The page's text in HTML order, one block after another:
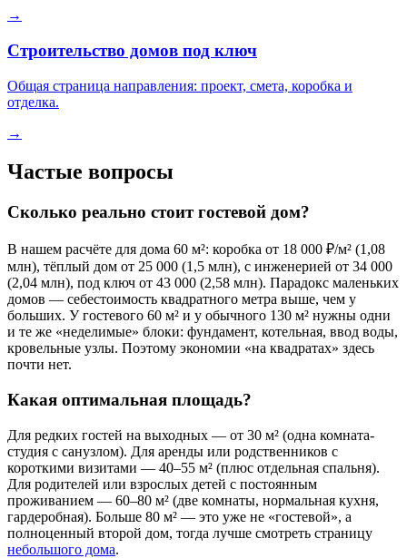
→
Строительство домов под ключ
Общая страница направления: проект, смета, коробка и
отделка.
→
Частые вопросы
Сколько реально стоит гостевой дом?
В нашем расчёте для дома 60 м²: коробка от 18 000 ₽/м² (1,08
млн), тёплый дом от 25 000 (1,5 млн), с инженерией от 34 000
(2,04 млн), под ключ от 43 000 (2,58 млн). Парадокс маленьких
домов — себестоимость квадратного метра выше, чем у
больших. У гостевого 60 м² и у обычного 130 м² нужны одни
и те же «неделимые» блоки: фундамент, котельная, ввод воды,
кровельные узлы. Поэтому экономии «на квадратах» здесь
почти нет.
Какая оптимальная площадь?
Для редких гостей на выходных — от 30 м² (одна комната-
студия с санузлом). Для аренды или родственников с
короткими визитами — 40–55 м² (плюс отдельная спальня).
Для родителей или взрослых детей с постоянным
проживанием — 60–80 м² (две комнаты, нормальная кухня,
гардеробная). Больше 80 м² — это уже не «гостевой», а
полноценный второй дом, тогда лучше смотреть страницу
небольшого дома.